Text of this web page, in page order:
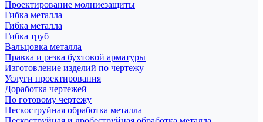
Проектирование молниезащиты
Гибка металла
Гибка металла
Гибка труб
Вальцовка металла
Правка и резка бухтовой арматуры
Изготовление изделий по чертежу
Услуги проектирования
Доработка чертежей
По готовому чертежу
Пескоструйная обработка металла